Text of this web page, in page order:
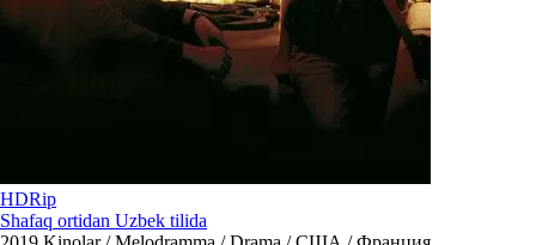
HDRip
Shafaq ortidan Uzbek tilida